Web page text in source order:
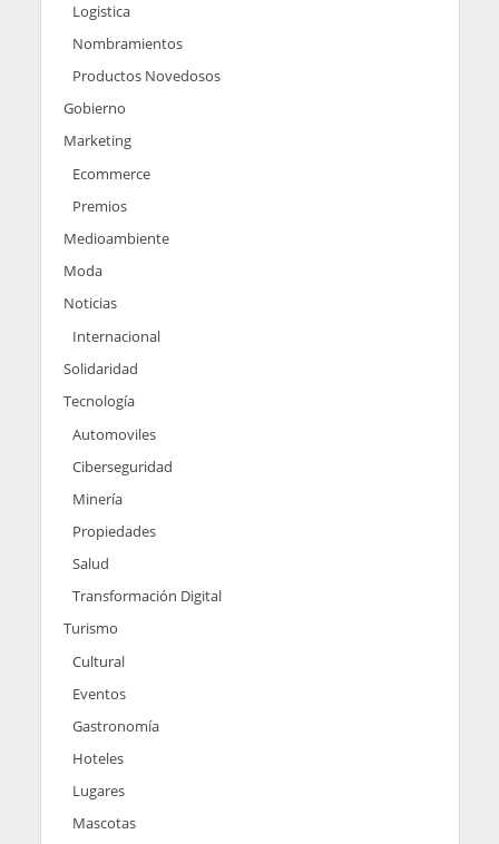
Logistica
Nombramientos
Productos Novedosos
Gobierno
Marketing
Ecommerce
Premios
Medioambiente
Moda
Noticias
Internacional
Solidaridad
Tecnología
Automoviles
Ciberseguridad
Minería
Propiedades
Salud
Transformación Digital
Turismo
Cultural
Eventos
Gastronomía
Hoteles
Lugares
Mascotas